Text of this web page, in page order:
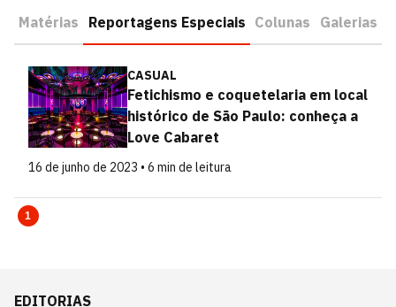
Matérias Reportagens Especiais Colunas Galerias
CASUAL
Fetichismo e coquetelaria em local
histórico de São Paulo: conheça a
Love Cabaret
16 de junho de 2023 • 6 min de leitura
1
EDITORIAS